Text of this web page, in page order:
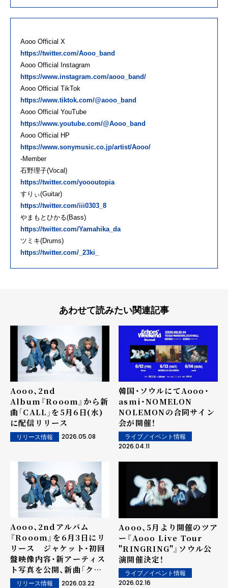
Aooo Official X
https://twitter.com/Aooo_band
Aooo Official Instagram
https://www.instagram.com/aooo_band/
Aooo Official TikTok
https://www.tiktok.com/@aooo_band
Aooo Official YouTube
https://www.youtube.com/@Aooo_band
Aooo Official HP
https://www.sonymusic.co.jp/artist/Aooo/
-Member
石野理子(Vocal)
https://twitter.com/yoooutopia
すりぃ(Guitar)
https://twitter.com/iii0303_8
やまもとひかる(Bass)
https://twitter.com/Yamahika_da
ツミキ(Drums)
https://twitter.com/_23ki_
あわせて読みたい関連記事
Aooo、2nd
Album『Rooom』から新
曲「CALL」を5月6日(水)
に配信リリース
リリース情報 2026.05.08
韓国・ソウルにてAooo・
asmi・NOMELON
NOLEMONの合同サイン
会が開催！
ライブ／イベント情報
2026.04.11
Aooo、2ndアルバム
『Rooom』を6月3日にリ
リース ジャケット・初回
盤映像内容・新アーティス
ト写真を公開、新曲「クエ
スチョン」先行配信も決定
リリース情報 2026.03.22
Aooo、5月より開催のツア
ー『Aooo Live Tour
"RINGRING"』ソウル公
演開催決定！
ライブ／イベント情報
2026.02.16